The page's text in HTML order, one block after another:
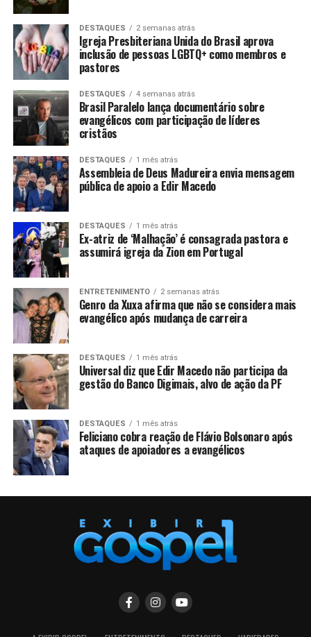
DESTAQUES 2 semanas atrás
Igreja Presbiteriana Unida do Brasil aprova
inclusão de pessoas LGBTQ+ como membros e
pastores
DESTAQUES 4 semanas atrás
Brasil Paralelo lança documentário sobre
evangélicos com participação de líderes
cristãos
DESTAQUES 1 mês atrás
Assembleia de Deus Madureira envia mensagem
pública de apoio a Edir Macedo
DESTAQUES 1 mês atrás
Ex-atriz de ‘Malhação’ é consagrada pastora e
assumirá igreja da Zion em Portugal
ENTRETENIMENTO 2 semanas atrás
Genro da Xuxa afirma que não se considera mais
evangélico após mudança de carreira
DESTAQUES 1 mês atrás
Universal diz que Edir Macedo não participa da
gestão do Banco Digimais, alvo de ação da PF
DESTAQUES 1 mês atrás
Feliciano cobra reação de Flávio Bolsonaro após
ataques de apoiadores a evangélicos